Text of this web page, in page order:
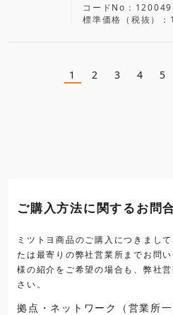
コードNo
120049
標準価格（税抜）
カ
1
ペ
2
ペ
3
ペ
4
ペ
5
ご購入方法に関するお問
ミツトヨ商品のご購入につきまし
たは最寄りの弊社営業所までお問
様の紹介をご希望の場合も、弊社
さい。
拠点・ネットワーク（営業所一